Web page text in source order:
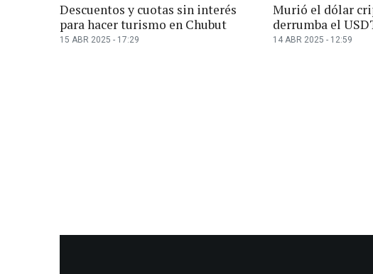
Descuentos y cuotas sin interés
para hacer turismo en Chubut
15 ABR 2025 - 17:29
Murió el dólar
derrumba el
14 ABR 2025 - 12:59